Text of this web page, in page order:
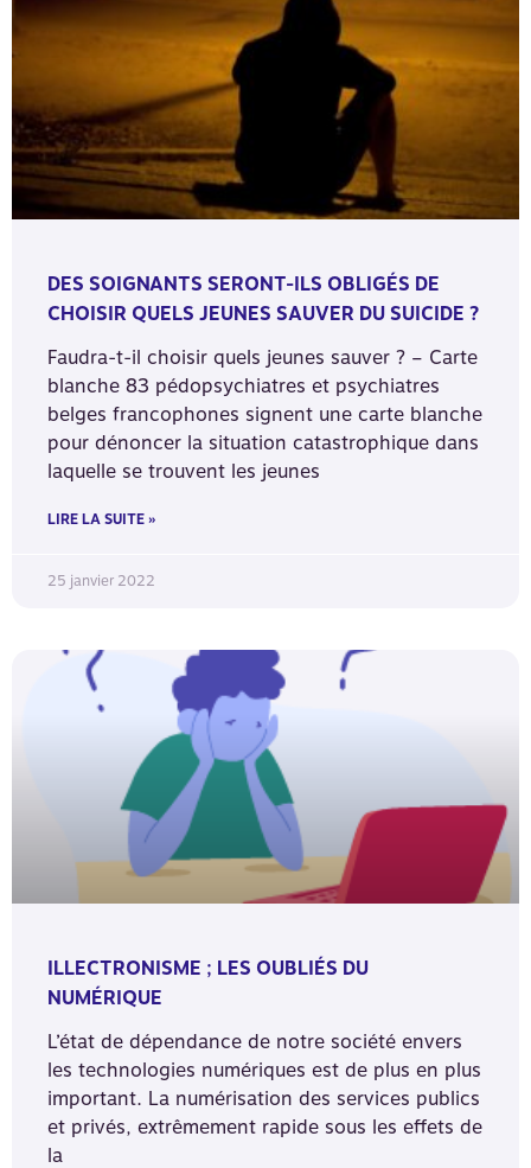
DES SOIGNANTS SERONT-ILS OBLIGÉS DE
CHOISIR QUELS JEUNES SAUVER DU SUICIDE ?
Faudra-t-il choisir quels jeunes sauver ? – Carte
blanche 83 pédopsychiatres et psychiatres
belges francophones signent une carte blanche
pour dénoncer la situation catastrophique dans
laquelle se trouvent les jeunes
LIRE LA SUITE »
25 janvier 2022
ILLECTRONISME ; LES OUBLIÉS DU
NUMÉRIQUE
L’état de dépendance de notre société envers
les technologies numériques est de plus en plus
important. La numérisation des services publics
et privés, extrêmement rapide sous les effets de
la